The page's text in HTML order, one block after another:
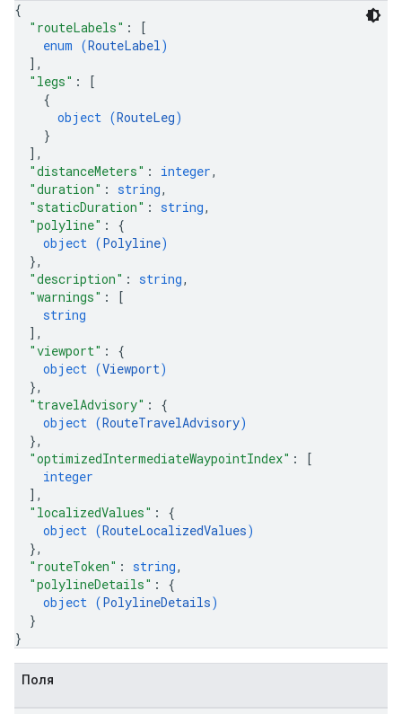
{
"routeLabels" :
[
enum (RouteLabel)
] ,
"legs" :
[
{
object (RouteLeg)
}
] ,
"distanceMeters" : integer,
"duration" : string,
"staticDuration" : string,
"polyline" : {
object (Polyline)
},
"description" : string,
"warnings" :
[
string
] ,
"viewport" : {
object (Viewport)
},
"travelAdvisory" : {
object (RouteTravelAdvisory)
},
"optimizedIntermediateWaypointIndex" :
[
integer
] ,
"localizedValues" : {
object (RouteLocalizedValues)
},
"routeToken" : string,
"polylineDetails" : {
object (PolylineDetails)
}
}
Поля